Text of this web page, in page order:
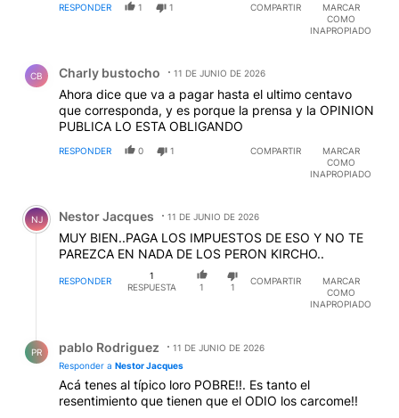
RESPONDER 1 1 COMPARTIR
MARCAR
COMO
INAPROPIADO
CB Charly bustocho 11 DE JUNIO DE 2026
Ahora dice que va a pagar hasta el ultimo centavo
que corresponda, y es porque la prensa y la OPINION
PUBLICA LO ESTA OBLIGANDO
RESPONDER 0 1 COMPARTIR
MARCAR
COMO
INAPROPIADO
Comentario de Nestor Jacques.
NJ Nestor Jacques 11 DE JUNIO DE 2026
MUY BIEN..PAGA LOS IMPUESTOS DE ESO Y NO TE
PAREZCA EN NADA DE LOS PERON KIRCHO..
RESPONDER
1
RESPUESTA
1 1
COMPARTIR
MARCAR
COMO
INAPROPIADO
PR pablo Rodriguez
11 DE JUNIO DE 2026
Responder a Nestor Jacques
Acá tenes al típico loro POBRE!!. Es tanto el
resentimiento que tienen que el ODIO los carcome!!